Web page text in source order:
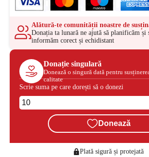
Alătură-te comunității noastre de
Donația ta lunară ne ajută să planificăm și
informăm corect și echidistant
Donație singulară
Donează o singură dată pentru
calitate
Scrie suma pe care dorești să o donezi
Donează
Plată sigură și protejată